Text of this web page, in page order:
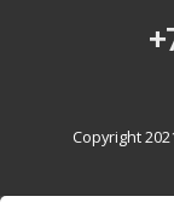
Copyright